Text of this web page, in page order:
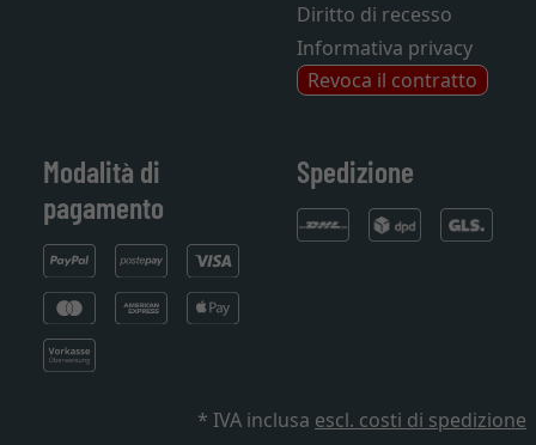
Diritto di recesso
Informativa privacy
Revoca il contratto
Modalità di
pagamento
Spedizione
* IVA inclusa escl. costi di spedizione